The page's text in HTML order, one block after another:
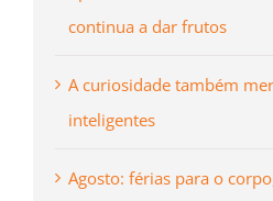
continua a dar frutos
A curiosidade também
inteligentes
Agosto: férias para o